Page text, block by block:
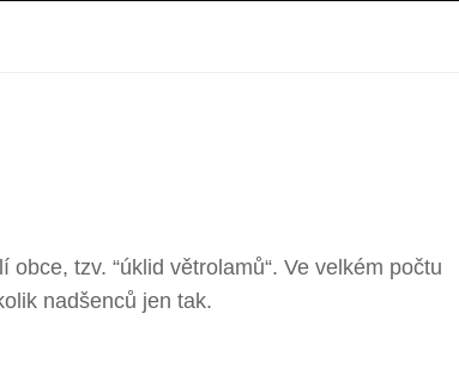
tzv. “úklid větrolamů“. Ve velkém počtu
nadšenců jen tak.